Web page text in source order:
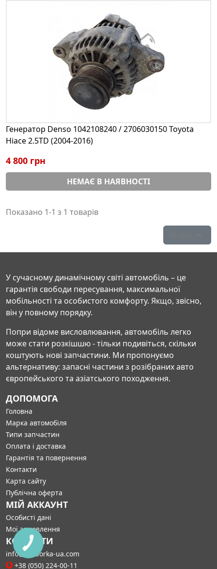
Генератор Denso 1042108240 / 2706030150 Toyota
Hiace 2.5TD (2004-2016)
4 800 грн
НЕМАЄ В НАЯВНОСТІ
Показано 1-1 з 1 товарів
У сучасному динамічному світі автомобіль – це
гарантія свободи пересування, максимальної
мобільності та особистого комфорту. Якщо, звісно,
він у повному порядку.
Попри відоме висловлювання, автомобіль легко
може стати розкішшю - тільки подивіться, скільки
коштують нові запчастини. Ми пропонуємо
альтернативу: запасні частини з розібраних авто
європейського та азіатського походження.
ДОПОМОГА
Головна
Марка автомобіля
Типи запчастин
Оплата і доставка
Гарантія та повернення
Контакти
Карта сайту
Публічна оферта
МІЙ АККАУНТ
Особисті дані
Мої замовлення
КОНТАКТИ
info@razborka-ua.com
+38 (050) 224-00-11
КНОПКА
СВЯЗИ